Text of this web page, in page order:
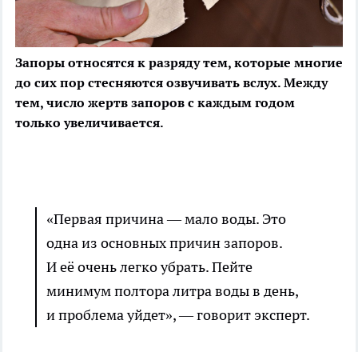
Запоры относятся к разряду тем, которые многие
до сих пор стесняются озвучивать вслух. Между
тем, число жертв запоров с каждым годом
только увеличивается.
«Первая причина — мало воды. Это
однаиз основных причин запоров.
И её очень легко убрать. Пейте
минимум полтора литра воды в день,
и проблема уйдет», — говорит эксперт.